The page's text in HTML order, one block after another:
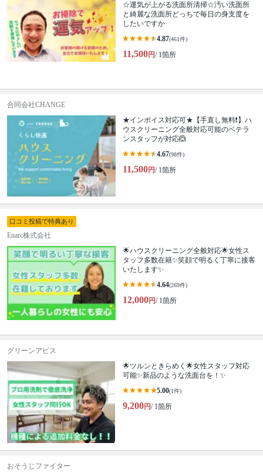
☆運気が上がる洗面所清掃☆汚い洗面所
と綺麗な洗面所どっちで毎日の身支度を
したいですか
4.87(461件)
11,500円/ 1箇所
合同会社CHANGE
★インボイス対応可★【手直し無料❗️】ハ
ウスクリーニング全般対応可能のベテラ
ンスタッフが対応🙆
4.67(98件)
11,500円/ 1箇所
口コミ投稿で特典あり
Enarc株式会社
🌟ハウスクリーニング全般対応🌟女性ス
タッフ多数在籍✨笑顔で明るく丁寧に接客
いたします✨
4.64(269件)
12,000円/ 1箇所
グリーンアピス
🌟ツルンときらめく🌟女性スタッフ対応
可能✨新品のような洗面台を！✨
5.00(1件)
9,200円/ 1箇所
おそうじファイター